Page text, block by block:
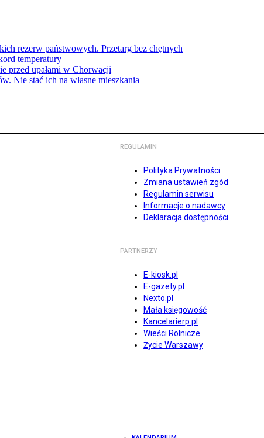
rezerw państwowych. Przetarg bez chętnych
temperatury
przed upałami w Chorwacji
Nie stać ich na własne mieszkania
REGULAMIN
Polityka Prywatności
Zmiana ustawień zgód
Regulamin serwisu
Informacje o nadawcy
Deklaracja dostępności
PARTNERZY
E-kiosk.pl
E-gazety.pl
Nexto.pl
Mała księgowość
Kancelarierp.pl
Wieści Rolnicze
Życie Warszawy